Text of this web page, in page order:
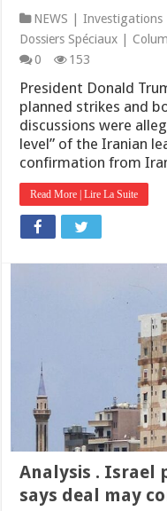
NEWS | Investigations
Dossiers Spéciaux |
0
153
President Donald
planned strikes and
discussions were
level” of the Iranian
confirmation from
Read More | Lire La Suite
Analysis . Israel
says deal may